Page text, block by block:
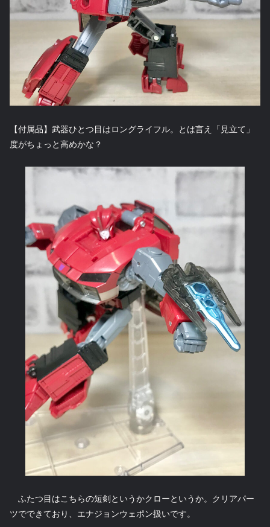
【付属品】武器ひとつ目はロングライフル。とは言え「見立て」
度がちょっと高めかな？
ふたつ目はこちらの短剣というかクローというか。クリアパー
ツでできており、エナジョンウェポン扱いです。